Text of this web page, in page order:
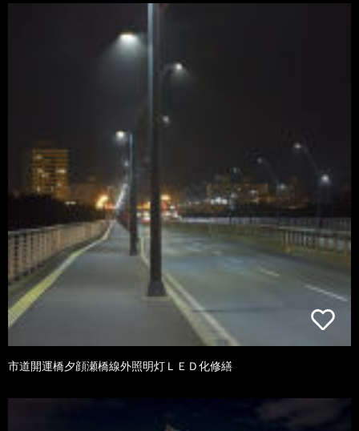
市道開運橋夕顔瀬橋線外照明灯ＬＥＤ化修繕